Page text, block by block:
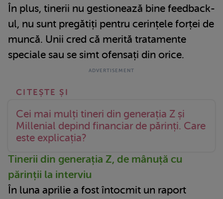
În plus, tinerii nu gestionează bine feedback-
ul, nu sunt pregătiți pentru cerințele forței de
muncă. Unii cred că merită tratamente
speciale sau se simt ofensați din orice.
Cei mai mulți tineri din generația Z și
Millenial depind financiar de părinți. Care
este explicația?
Tinerii din generația Z, de mânuță cu
părinții la interviu
În luna aprilie a fost întocmit un raport